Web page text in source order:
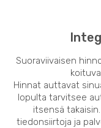
Suoraviivaisen
Hinnat auttavat
lopulta tarvitsee
itsensä
tiedonsiirtoja ja